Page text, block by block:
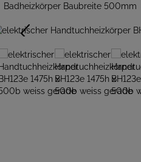
Badheizkörper Baubreite 500mm